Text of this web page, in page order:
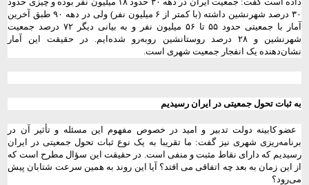
۳۰ درصد شهرنشین داشته (با کمتر از ۶ میلیون نفر) ولی در دهه ۹۰ طبق آخرین
آمار با جمعیتی حدود ۵۵ تا ۵۶ میلیون نفر و به بیانی دیگر ۷۲ درصد جمعیت
شهرنشین و ۲۸ درصد روستانشین روبه‌رو شده‌ایم. در حقیقت این آمار
نشان‌دهنده یک انفجار جمعیت شهری است.
به ثبات تحول جمعیتی در ایران رسیدیم
عضو کابینه دولت تدبیر و امید در خصوص مفهوم این مسئله و تأثیر آن در
برنامه‌ریزی شهری نیز گفت: ما تقریبا به یک نوع ثبات تحول جمعیتی در ایران
رسیدیم که دارای نقاط مثبت و منفی است. در حقیقت این سؤال مطرح است که
از این زمان به بعد چه اتفاقی می افتد؟ آیا این روند به همین سرعت شتابان پیش
می‌رود؟